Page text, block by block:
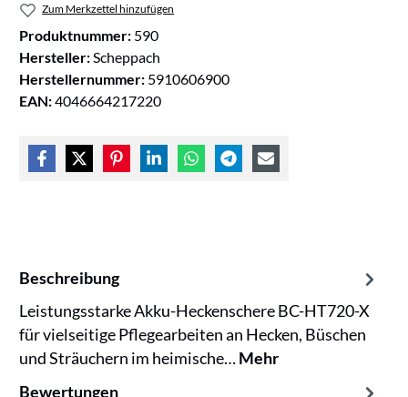
Zum Merkzettel hinzufügen
Produktnummer: 590
Hersteller: Scheppach
Herstellernummer: 5910606900
EAN:4046664217220
Beschreibung
Leistungsstarke Akku-Heckenschere BC-HT720-X
für vielseitige Pflegearbeiten an Hecken, Büschen
und Sträuchern im heimische…Mehr
Bewertungen